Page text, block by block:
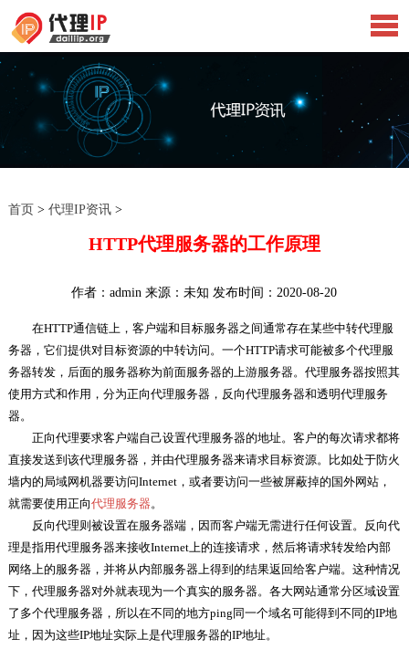
首页 > 代理IP资讯>
HTTP代理服务器的工作原理
作者：admin 来源：未知 发布时间：2020-08-20
​在HTTP通信链上，客户端和目标服务器之间通常存在某些中转代理服
务器，它们提供对目标资源的中转访问。一个HTTP请求可能被多个代理服
务器转发，后面的服务器称为前面服务器的上游服务器。代理服务器按照其
使用方式和作用，分为正向代理服务器，反向代理服务器和透明代理服务
器。
​正向代理要求客户端自己设置代理服务器的地址。客户的每次请求都将
直接发送到该代理服务器，并由代理服务器来请求目标资源。比如处于防火
墙内的局域网机器要访问Internet，或者要访问一些被屏蔽掉的国外网站，
就需要使用正向代理服务器。
​反向代理则被设置在服务器端，因而客户端无需进行任何设置。反向代
理是指用代理服务器来接收Internet上的连接请求，然后将请求转发给内部
网络上的服务器，并将从内部服务器上得到的结果返回给客户端。这种情况
下，代理服务器对外就表现为一个真实的服务器。各大网站通常分区域设置
了多个代理服务器，所以在不同的地方ping同一个域名可能得到不同的IP地
址，因为这些IP地址实际上是代理服务器的IP地址。